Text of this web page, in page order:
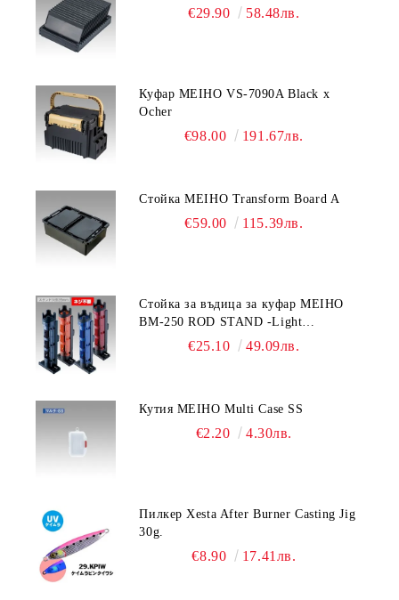
€29.90 58.48лв.
Куфар MEIHO VS-7090A Black x
Ocher
€98.00 191.67лв.
Стойка MEIHO Transform Board A
€59.00 115.39лв.
Стойка за въдица за куфар MEIHO
BM-250 ROD STAND -Light
Blue/Black color
€25.10 49.09лв.
Кутия MEIHO Multi Case SS
€2.20 4.30лв.
Пилкер Xesta After Burner Casting Jig
30g.
€8.90 17.41лв.